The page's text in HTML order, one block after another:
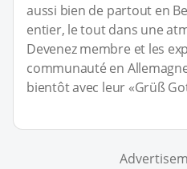
aussi bien de partout en
entier, le tout dans une
Devenez membre et les
communauté en
bientôt avec leur «Grüß